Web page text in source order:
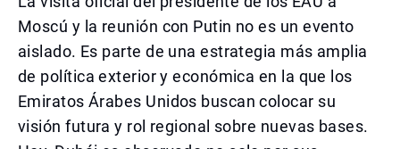
Moscú y la reunión con Putin no es un evento
aislado. Es parte de una estrategia más amplia
de política exterior y económica en la que los
Emiratos Árabes Unidos buscan colocar su
visión futura y rol regional sobre nuevas bases.